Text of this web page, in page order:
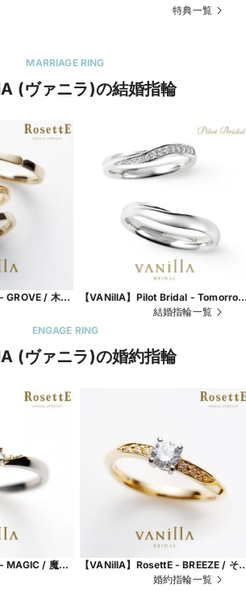
特典一覧
MARRIAGE RING
(ヴァニラ)の結婚指輪
GROVE / 木立
結婚指輪
【VANillA】Pilot Bridal - Tomorrow
トゥモロー - 耐久性の強いプラチナ
度99.9%の「ウルトラハードプラチ
店・福山本店】
結婚指輪一覧
ENGAGE RING
(ヴァニラ)の婚約指輪
MAGIC / 魔法
【VANillA】RosettE - BREEZE / そ
風 - 四葉のクローバーをモチーフに
婚約指輪一覧